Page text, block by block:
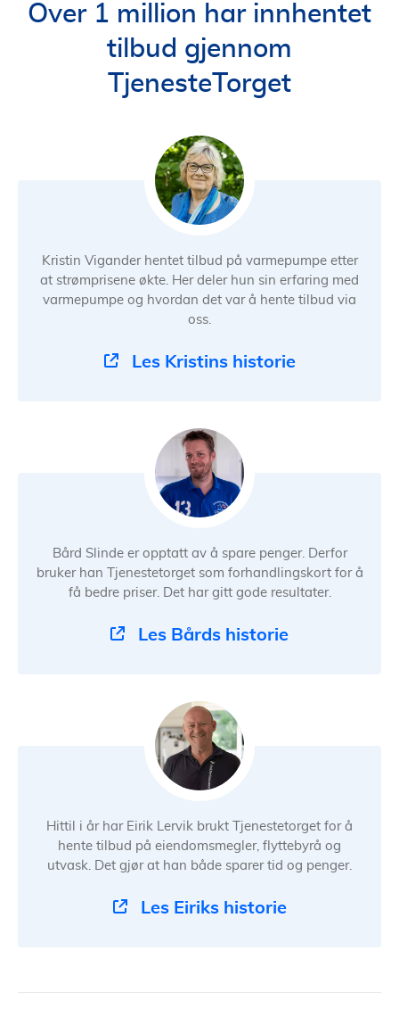
Over 1 million har innhentet
tilbud gjennom
TjenesteTorget
Kristin Vigander hentet tilbud på varmepumpe etter
at strømprisene økte. Her deler hun sin erfaring med
varmepumpe og hvordan det var å hente tilbud via
oss.
Les Kristins historie
Bård Slinde er opptatt av å spare penger. Derfor
bruker han Tjenestetorget som forhandlingskort for å
få bedre priser. Det har gitt gode resultater.
Les Bårds historie
Hittil i år har Eirik Lervik brukt Tjenestetorget for å
hente tilbud på eiendomsmegler, flyttebyrå og
utvask. Det gjør at han både sparer tid og penger.
Les Eiriks historie